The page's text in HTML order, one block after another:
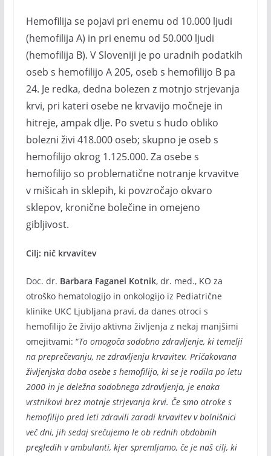
Hemofilija se pojavi pri enemu od 10.000 ljudi
(hemofilija A) in pri enemu od 50.000 ljudi
(hemofilija B). V Sloveniji je po uradnih podatkih
oseb s hemofilijo A 205, oseb s hemofilijo B pa
24. Je redka, dedna bolezen z motnjo strjevanja
krvi, pri kateri osebe ne krvavijo močneje in
hitreje, ampak dlje. Po svetu s hudo obliko
bolezni živi 418.000 oseb; skupno je oseb s
hemofilijo okrog 1.125.000. Za osebe s
hemofilijo so problematične notranje krvavitve
v mišicah in sklepih, ki povzročajo okvaro
sklepov, kronične bolečine in omejeno
gibljivost.
Cilj: nič krvavitev
Doc. dr. Barbara Faganel Kotnik, dr. med., KO za
otroško hematologijo in onkologijo iz Pediatrične
klinike UKC Ljubljana pravi, da danes otroci s
hemofilijo že živijo aktivna življenja z nekaj manjšimi
omejitvami: “To omogoča sodobno zdravljenje, ki temelji
na preprečevanju, ne zdravljenju krvavitev. Pričakovana
življenjska doba osebe s hemofilijo, ki se je rodila po letu
2000 in je deležna sodobnega zdravljenja, je enaka
vrstnikovi brez motnje strjevanja krvi. Če smo otroke s
hemofilijo pred leti zdravili zaradi krvavitev v bolnišnici
več dni, jih sedaj srečujemo le ob rednih obdobnih
pregledih v ambulanti, kjer spremljamo, če je naš cilj, ki